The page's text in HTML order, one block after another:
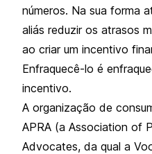
números. Na sua forma
aliás reduzir os atrasos
ao criar um incentivo
Enfraquecê-lo é
incentivo.
A organização de
APRA (a Association of
Advocates, da qual a